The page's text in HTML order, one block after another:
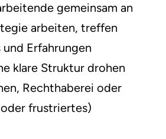
gemeinsam an
arbeiten, treffen
Erfahrungen
klare Struktur drohen
Rechthaberei oder
frustriertes)